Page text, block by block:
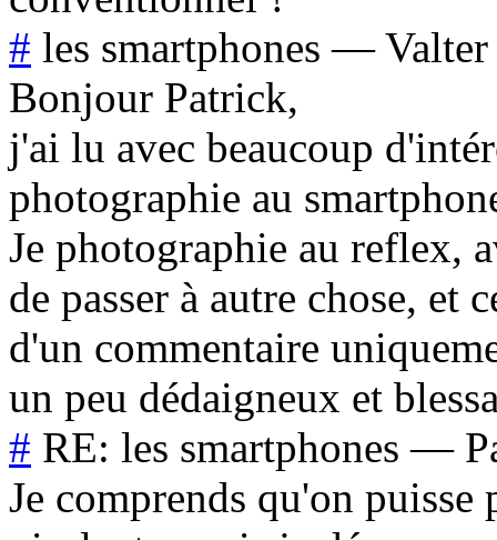
# les smartphones —Valter
Bonjour Patrick,
j'ai lu avec beaucoup
photographie au
Je photographie au reflex,
de passer à autre chose, et
d'un commentaire
un peu dédaigneux et
# RE: les smartphones —
Je comprends qu'on puisse